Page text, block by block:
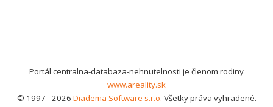
Portál centralna-databaza-nehnutelnosti je členom rodiny
www.areality.sk
© 1997 - 2026 Diadema Software s.r.o. Všetky práva vyhradené.